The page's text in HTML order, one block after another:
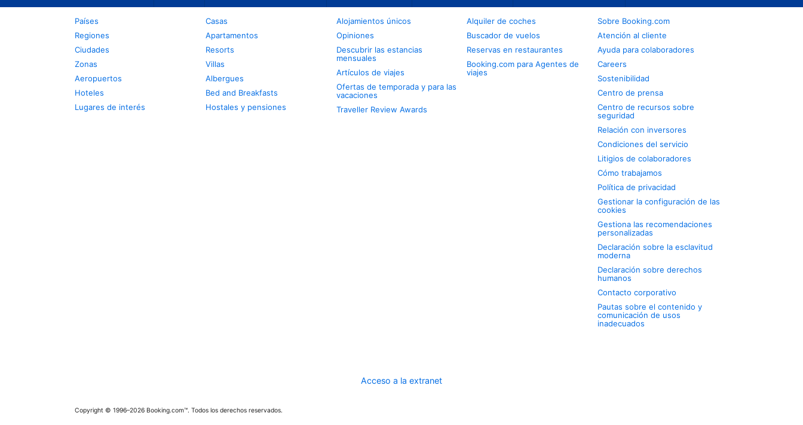
Países
Regiones
Ciudades
Zonas
Aeropuertos
Hoteles
Lugares de interés
Casas
Apartamentos
Resorts
Villas
Albergues
Bed and Breakfasts
Hostales y pensiones
Alojamientos únicos
Opiniones
Descubrir las estancias
mensuales
Artículos de viajes
Ofertas de temporada y para las
vacaciones
Traveller Review Awards
Alquiler de coches
Buscador de vuelos
Reservas en restaurantes
Booking.com para Agentes de
viajes
Sobre Booking.com
Atención al cliente
Ayuda para colaboradores
Careers
Sostenibilidad
Centro de prensa
Centro de recursos sobre
seguridad
Relación con inversores
Condiciones del servicio
Litigios de colaboradores
Cómo trabajamos
Política de privacidad
Gestionar la configuración de las
cookies
Gestiona las recomendaciones
personalizadas
Declaración sobre la esclavitud
moderna
Declaración sobre derechos
humanos
Contacto corporativo
Pautas sobre el contenido y
comunicación de usos
inadecuados
Acceso a la extranet
Copyright © 1996–2026 Booking.com™. Todos los derechos reservados.